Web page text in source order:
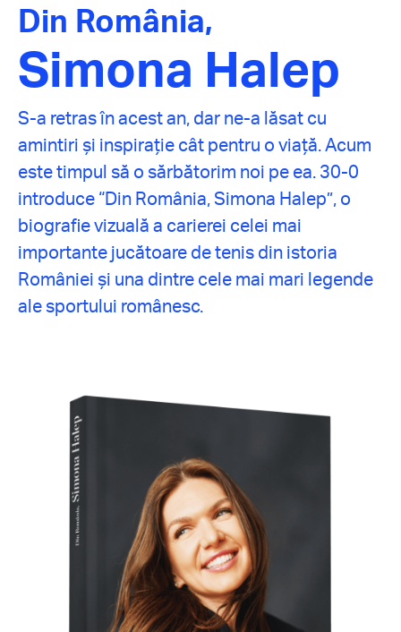
Din România,
Simona Halep
S-a retras în acest an, dar ne-a lăsat cu
amintiri și inspirație cât pentru o viață. Acum
este timpul să o sărbătorim noi pe ea. 30-0
introduce “Din România, Simona Halep”, o
biografie vizuală a carierei celei mai
importante jucătoare de tenis din istoria
României și una dintre cele mai mari legende
ale sportului românesc.